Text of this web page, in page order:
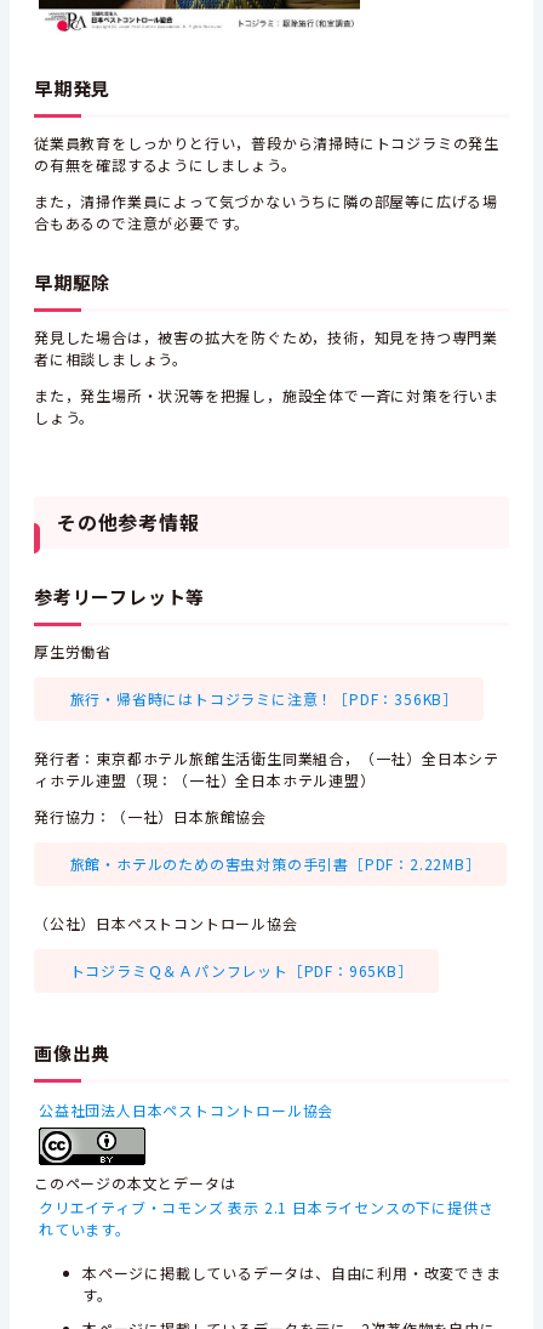
早期発見
従業員教育をしっかりと行い，普段から清掃時にトコジラミの発生
の有無を確認するようにしましょう。
また，清掃作業員によって気づかないうちに隣の部屋等に広げる場
合もあるので注意が必要です。
早期駆除
発見した場合は，被害の拡大を防ぐため，技術，知見を持つ専門業
者に相談しましょう。
また，発生場所・状況等を把握し，施設全体で一斉に対策を行いま
しょう。
その他参考情報
参考リーフレット等
厚生労働省
旅行・帰省時にはトコジラミに注意！［PDF：356KB］
発行者：東京都ホテル旅館生活衛生同業組合，（一社）全日本シテ
ィホテル連盟（現：（一社）全日本ホテル連盟）
発行協力：（一社）日本旅館協会
旅館・ホテルのための害虫対策の手引書［PDF：2.22MB］
（公社）日本ペストコントロール協会
トコジラミＱ＆Ａパンフレット［PDF：965KB］
画像出典
公益社団法人日本ペストコントロール協会
このページの本文とデータは
クリエイティブ・コモンズ 表示 2.1 日本ライセンスの下に提供さ
れています。
本ページに掲載しているデータは、自由に利用・改変できま
す。